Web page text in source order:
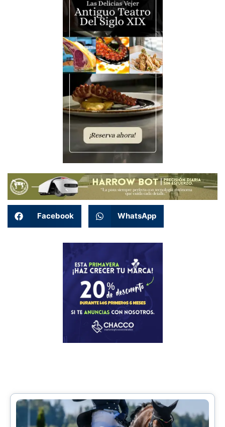
Facebook WhatsApp